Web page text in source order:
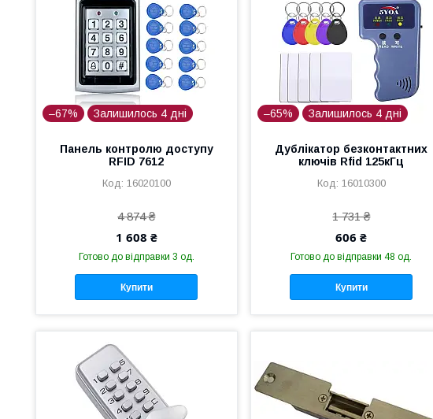
–67% Залишилось 4 дні
Панель контролю доступу
RFID 7612
16020100
4 874 ₴
1 608 ₴
Готово до відправки 3 од.
Купити
–65% Залишилось 4 дні
Дублікатор безконтактних
ключів Rfid 125кГц
16010300
1 731 ₴
606 ₴
Готово до відправки 48 од.
Купити